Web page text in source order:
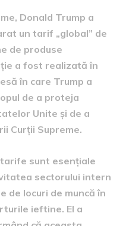
Donald Trump a
un tarif „global” de
de produse
a fost realizată în
în care Trump a
de a proteja
Unite și de a
Curții Supreme.
sunt esențiale
sectorului intern
de locuri de muncă în
ieftine. El a